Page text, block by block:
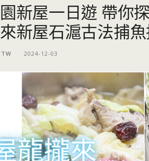
新屋一日遊 帶你
新屋石滬古法捕
2024-12-03